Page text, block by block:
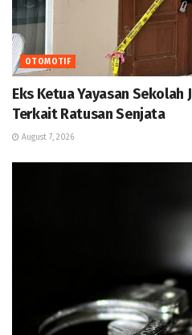
OTOMOTIF
Eks Ketua Yayasan Sekolah
Terkait Ratusan Senjata
August 7, 2026